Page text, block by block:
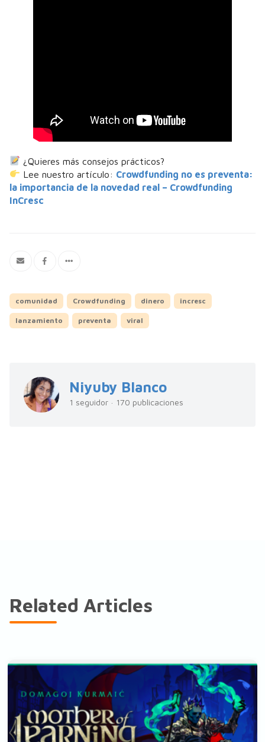
¿Quieres más consejos prácticos?
Lee nuestro artículo: Crowdfunding no es preventa:
la importancia de la novedad real – Crowdfunding
InCresc
comunidad Crowdfunding dinero incresc
lanzamiento preventa viral
Niyuby Blanco
1 seguidor · 170 publicaciones
Related Articles